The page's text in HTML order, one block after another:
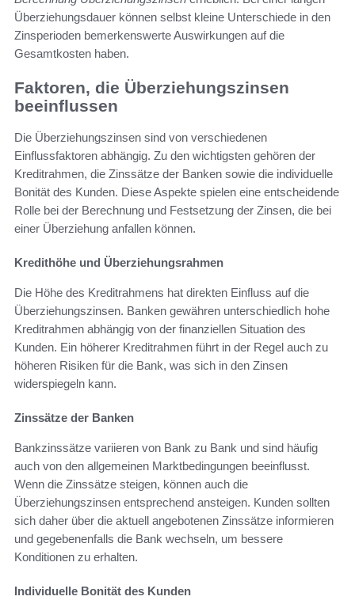
Überziehungsdauer können selbst kleine Unterschiede in den
Zinsperioden bemerkenswerte Auswirkungen auf die
Gesamtkosten haben.
Faktoren, die Überziehungszinsen
beeinflussen
Die Überziehungszinsen sind von verschiedenen
Einflussfaktoren abhängig. Zu den wichtigsten gehören der
Kreditrahmen, die Zinssätze der Banken sowie die individuelle
Bonität des Kunden. Diese Aspekte spielen eine entscheidende
Rolle bei der Berechnung und Festsetzung der Zinsen, die bei
einer Überziehung anfallen können.
Kredithöhe und Überziehungsrahmen
Die Höhe des Kreditrahmens hat direkten Einfluss auf die
Überziehungszinsen. Banken gewähren unterschiedlich hohe
Kreditrahmen abhängig von der finanziellen Situation des
Kunden. Ein höherer Kreditrahmen führt in der Regel auch zu
höheren Risiken für die Bank, was sich in den Zinsen
widerspiegeln kann.
Zinssätze der Banken
Bankzinssätze variieren von Bank zu Bank und sind häufig
auch von den allgemeinen Marktbedingungen beeinflusst.
Wenn die Zinssätze steigen, können auch die
Überziehungszinsen entsprechend ansteigen. Kunden sollten
sich daher über die aktuell angebotenen Zinssätze informieren
und gegebenenfalls die Bank wechseln, um bessere
Konditionen zu erhalten.
Individuelle Bonität des Kunden